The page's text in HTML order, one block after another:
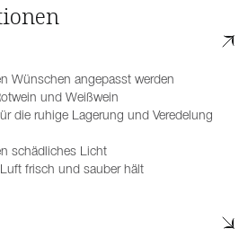
Wünschen angepasst werden
und Weißwein
die ruhige Lagerung und Veredelung
schädliches Licht
frisch und sauber hält